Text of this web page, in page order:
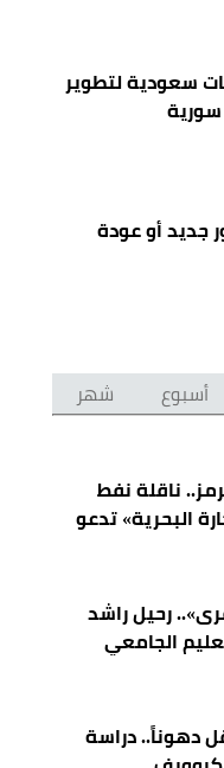
سعودية لتطوير
جديد أو عودة
أسبوع شهر
ناقلة نفط
البحرية» تدعو
رحيل راشد
الجامعي
دهوناً.. دراسة